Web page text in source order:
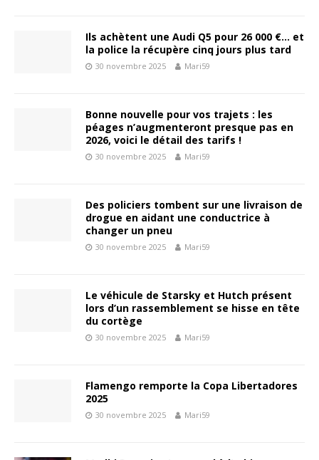
Ils achètent une Audi Q5 pour 26 000 €… et
la police la récupère cinq jours plus tard
30 novembre 2025 Mari59
Bonne nouvelle pour vos trajets : les
péages n’augmenteront presque pas en
2026, voici le détail des tarifs !
30 novembre 2025 Mari59
Des policiers tombent sur une livraison de
drogue en aidant une conductrice à
changer un pneu
30 novembre 2025 Mari59
Le véhicule de Starsky et Hutch présent
lors d’un rassemblement se hisse en tête
du cortège
30 novembre 2025 Mari59
Flamengo remporte la Copa Libertadores
2025
30 novembre 2025 Mari59